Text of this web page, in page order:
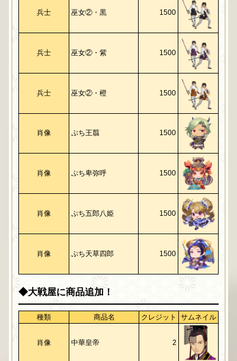
兵士 巫女②・黒 1500
兵士 巫女②・紫 1500
兵士 巫女②・橙 1500
肖像 ぷち王翦 1500
肖像 ぷち卑弥呼 1500
肖像 ぷち五郎八姫 1500
肖像 ぷち天草四郎 1500
◆大戦屋に商品追加！
種類 商品名 クレジット サムネイル
肖像 中華皇帝 2